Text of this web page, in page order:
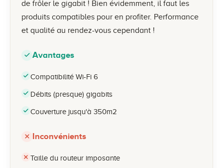
de frôler le gigabit ! Bien évidemment, il faut les
produits compatibles pour en profiter. Performance
et qualité au rendez-vous cependant !
Avantages
Compatibilité Wi-Fi 6
Débits (presque) gigabits
Couverture jusqu'à 350m2
Inconvénients
Taille du routeur imposante